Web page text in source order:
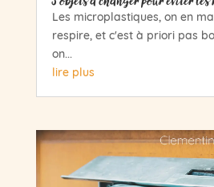
Les microplastiques, on en
respire, et c'est à priori pas
on...
lire plus